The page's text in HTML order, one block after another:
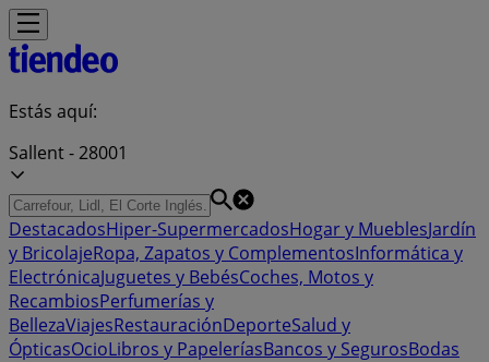
Estás aquí:
Sallent - 28001
DestacadosHiper-SupermercadosHogar y MueblesJardín
y BricolajeRopa, Zapatos y ComplementosInformática y
ElectrónicaJuguetes y BebésCoches, Motos y
RecambiosPerfumerías y
BellezaViajesRestauraciónDeporteSalud y
ÓpticasOcioLibros y PapeleríasBancos y SegurosBodas